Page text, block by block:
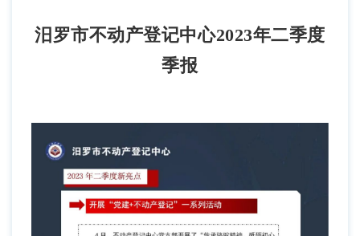
汨罗市不动产登记中心2023年二季度
季报